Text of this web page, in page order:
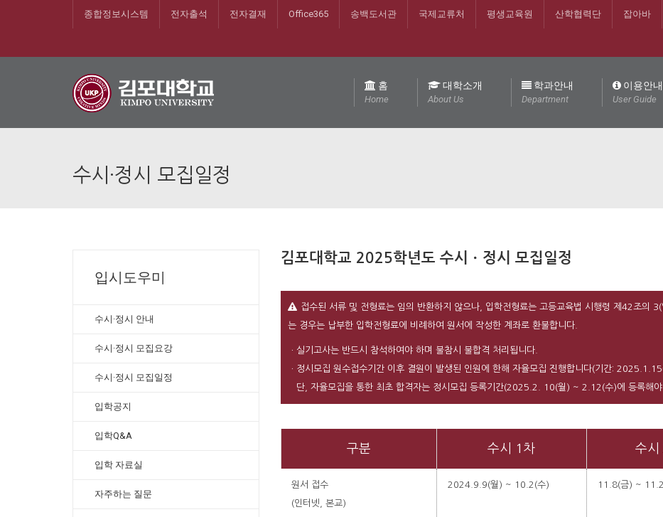
종합정보시스템 전자출석 전자결재 Office365 송백도서관 국제교류처 평생교육원 산학협력단 잡아바
홈
Home
대학소개
About Us
학과안내
Department
이용안내
User Guide
수시·정시 모집일정
김포대학교 2025학년도 수시ㆍ정시 모집일정
접수된 서류 및 전형료는 임의 반환하지 않으나, 입학전형료는 고등교육법 시행령 제42조의
는 경우는 납부한 입학전형료에 비례하여 원서에 작성한 계좌로 환불합니다.
ㆍ실기고사는 반드시 참석하여야 하며 불참시 불합격 처리됩니다.
ㆍ정시모집 원수접수기간 이후 결원이 발생된 인원에 한해 자율모집 진행합니다(기간:
단, 자율모집을 통한 최초 합격자는 정시모집 등록기간(2025.2. 10(월) ~ 2.12(수)에 등록해야
구분 수시 1차 수시
원서 접수
(인터넷, 본교)
2024.9.9(월) ~ 10.2(수) 11.8(금) ~
입시도우미
수시·정시 안내
수시·정시 모집요강
수시·정시 모집일정
입학공지
입학Q&A
입학 자료실
자주하는 질문